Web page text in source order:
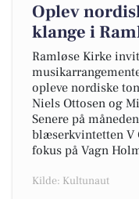
Oplev
klange i
Ramløse Kirke
opleve nordiske
Niels Ottosen og
Senere på
blæserkvintetten V
fokus på Vagn
Kilde: Kultunaut